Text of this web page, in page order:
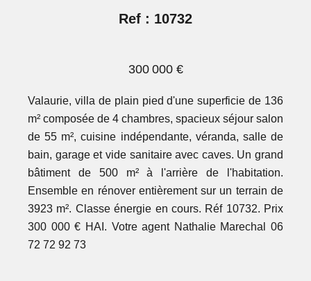
Ref : 10732
300 000 €
Valaurie, villa de plain pied d'une superficie de 136
m² composée de 4 chambres, spacieux séjour salon
de 55 m², cuisine indépendante, véranda, salle de
bain, garage et vide sanitaire avec caves. Un grand
bâtiment de 500 m² à l'arrière de l'habitation.
Ensemble en rénover entièrement sur un terrain de
3923 m². Classe énergie en cours. Réf 10732. Prix
300 000 € HAI. Votre agent Nathalie Marechal 06
72 72 92 73